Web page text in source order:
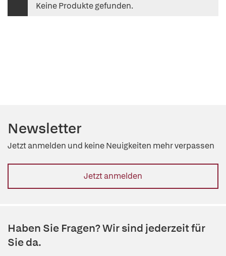
Keine Produkte gefunden.
Newsletter
Jetzt anmelden und keine Neuigkeiten mehr verpassen
Jetzt anmelden
Haben Sie Fragen? Wir sind jederzeit für
Sie da.